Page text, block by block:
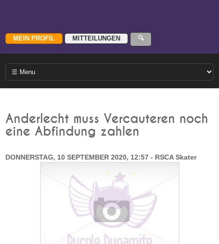
Anderlecht muss Vercauteren noch
eine Abfindung zahlen
DONNERSTAG, 10 SEPTEMBER 2020, 12:57 - RSCA Skater